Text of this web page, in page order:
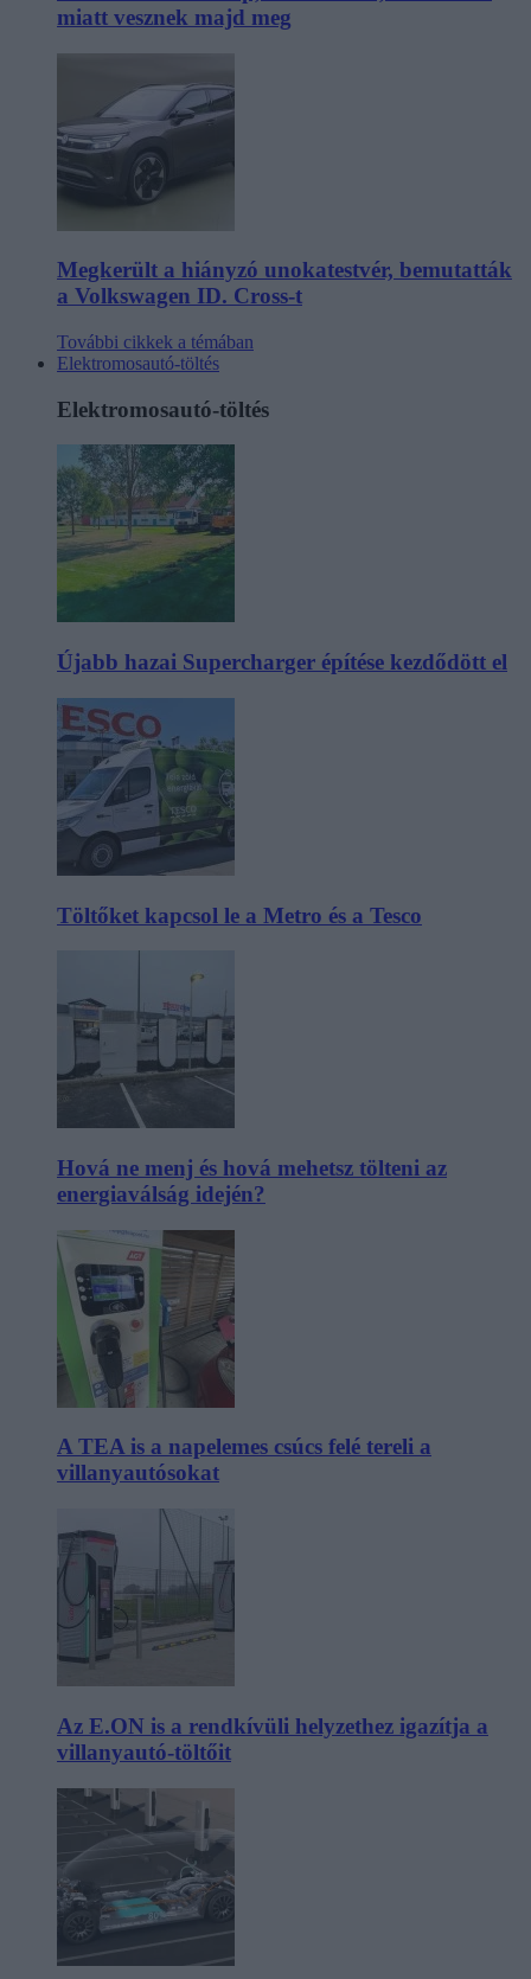
miatt vesznek majd meg
Megkerült a hiányzó unokatestvér, bemutatták
a Volkswagen ID. Cross-t
További cikkek a témában
Elektromosautó-töltés
Elektromosautó-töltés
Újabb hazai Supercharger építése kezdődött el
Töltőket kapcsol le a Metro és a Tesco
Hová ne menj és hová mehetsz tölteni az
energiaválság idején?
A TEA is a napelemes csúcs felé tereli a
villanyautósokat
Az E.ON is a rendkívüli helyzethez igazítja a
villanyautó-töltőit